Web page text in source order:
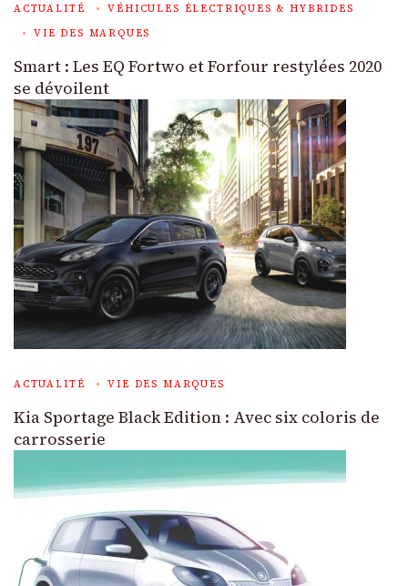
ACTUALITÉ
VÉHICULES ÉLECTRIQUES & HYBRIDES
VIE DES MARQUES
Smart : Les EQ Fortwo et Forfour restylées 2020
se dévoilent
ACTUALITÉ VIE DES MARQUES
Kia Sportage Black Edition : Avec six coloris de
carrosserie